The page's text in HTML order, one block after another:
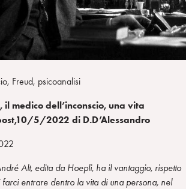
Freud, psicoanalisi
il medico dell’inconscio, una vita
5/2022 di D.D’Alessandro
Alt, edita da Hoepli, ha il vantaggio, rispetto
farci entrare dentro la vita di una persona, nel